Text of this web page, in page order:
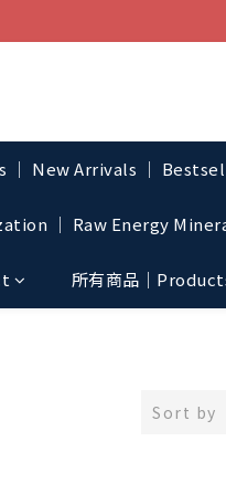
│ New Arrivals │
│ Raw Energy
所有商品｜
Sort by